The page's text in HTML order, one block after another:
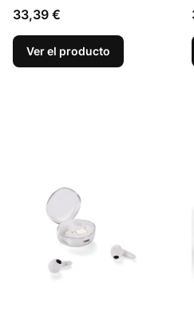
Precio
33,39 €
Ver el producto